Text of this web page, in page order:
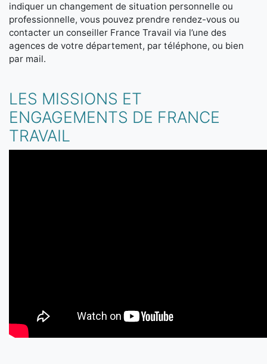
indiquer un changement de situation personnelle ou
professionnelle, vous pouvez prendre rendez-vous ou
contacter un conseiller France Travail via l’une des
agences de votre département, par téléphone, ou bien
par mail.
LES MISSIONS ET
ENGAGEMENTS DE FRANCE
TRAVAIL